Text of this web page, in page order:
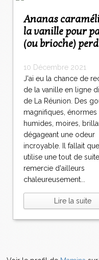
Ananas caramélisé à
la vanille pour
(ou brioche)
10 Décembre 2021
J'ai eu la chance de
de la vanille en ligne
de La Réunion. Des
magnifiques, énormes
humides, moires,
dégageant une odeur
incroyable. Il fallait
utilise une tout de
remercie d'ailleurs
chaleureusement...
Lire la suite